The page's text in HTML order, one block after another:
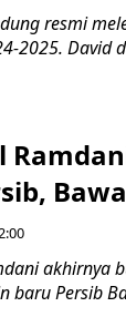
resmi
2025. David
akhirnya
baru Persib